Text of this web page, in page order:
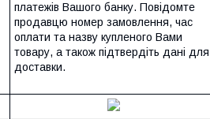
платежів Вашого банку. Повідомте
продавцю номер замовлення, час
оплати та назву купленого Вами
товару, а також підтвердіть дані для
доставки.